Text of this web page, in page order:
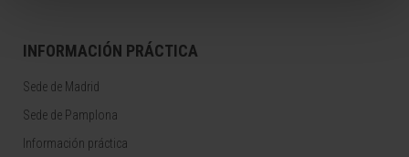
INFORMACIÓN PRÁCTICA
Sede de Madrid
Sede de Pamplona
Información práctica